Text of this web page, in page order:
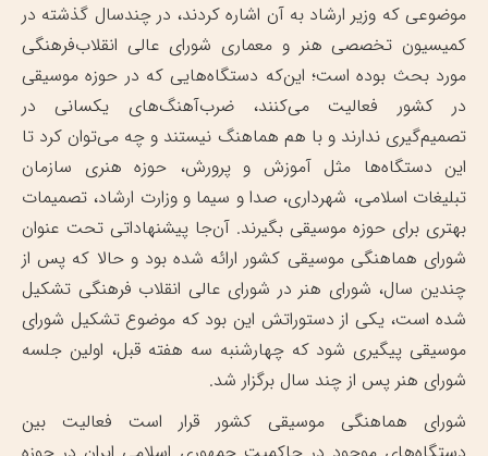
موضوعی که وزیر ارشاد به آن اشاره کردند، در چندسال گذشته در
کمیسیون تخصصی هنر و معماری شورای عالی انقلاب‌فرهنگی
مورد بحث بوده است؛ این‌که دستگاه‌هایی که در حوزه موسیقی
در کشور فعالیت می‌کنند، ضرب‌آهنگ‌های یکسانی در
تصمیم‌گیری ندارند و با هم هماهنگ نیستند و چه می‌توان کرد تا
این دستگاه‌ها مثل آموزش و پرورش، حوزه هنری سازمان
تبلیغات اسلامی، شهرداری، صدا و سیما و وزارت ارشاد، تصمیمات
بهتری برای حوزه موسیقی بگیرند. آن‌جا پیشنهاداتی تحت عنوان
شورای هماهنگی موسیقی کشور ارائه شده بود و حالا که پس از
چندین سال، شورای هنر در شورای عالی انقلاب فرهنگی تشکیل
شده است، یکی از دستوراتش این بود که موضوع تشکیل شورای
موسیقی پیگیری شود که چهارشنبه سه هفته قبل، اولین جلسه
شورای هنر پس از چند سال برگزار شد.
شورای هماهنگی موسیقی کشور قرار است فعالیت بین